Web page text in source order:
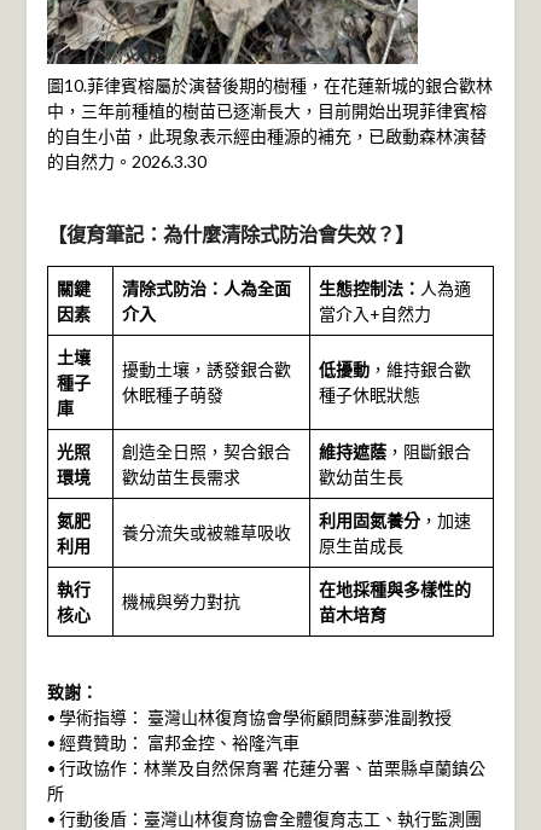
圖10.菲律賓榕屬於演替後期的樹種，在花蓮新城的銀合歡林
中，三年前種植的樹苗已逐漸長大，目前開始出現菲律賓榕
的自生小苗，此現象表示經由種源的補充，已啟動森林演替
的自然力。2026.3.30
【復育筆記：為什麼清除式防治會失效？】
關鍵
因素
清除式防治：人為全面
介入
生態控制法： 人為適
當介入+自然力
土壤
種子
庫
擾動土壤，誘發銀合歡
休眠種子萌發
低擾動 ，維持銀合歡
種子休眠狀態
光照
環境
創造全日照，契合銀合
歡幼苗生長需求
維持遮蔭，阻斷銀合
歡幼苗生長
氮肥
利用
養分流失或被雜草吸收
利用固氮養分 ，加速
原生苗成長
執行
核心
機械與勞力對抗
在地採種與多樣性的
苗木培育
致謝：
• 學術指導： 臺灣山林復育協會學術顧問蘇夢淮副教授
• 經費贊助： 富邦金控、裕隆汽車
• 行政協作：林業及自然保育署 花蓮分署、苗栗縣卓蘭鎮公
所
• 行動後盾：臺灣山林復育協會全體復育志工、執行監測團